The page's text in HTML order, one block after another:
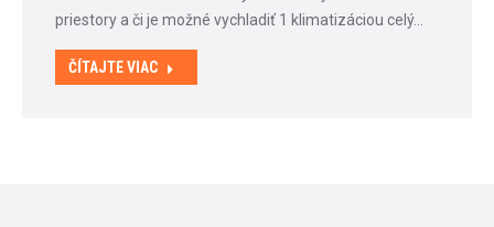
priestory a či je možné vychladiť 1 klimatizáciou celý…
ČÍTAJTE VIAC